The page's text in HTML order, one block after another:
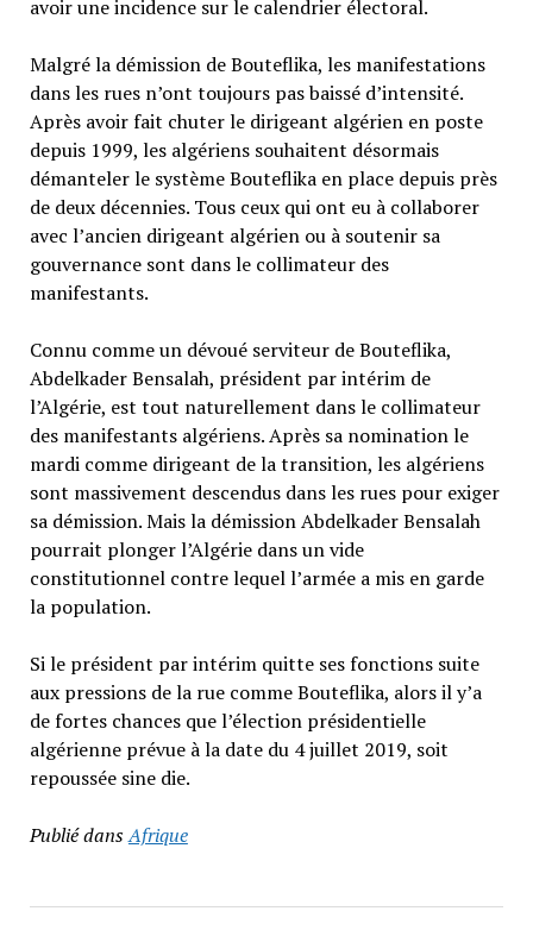
avoir une incidence sur le calendrier électoral.
Malgré la démission de Bouteflika, les manifestations
dans les rues n’ont toujours pas baissé d’intensité.
Après avoir fait chuter le dirigeant algérien en poste
depuis 1999, les algériens souhaitent désormais
démanteler le système Bouteflika en place depuis près
de deux décennies. Tous ceux qui ont eu à collaborer
avec l’ancien dirigeant algérien ou à soutenir sa
gouvernance sont dans le collimateur des
manifestants.
Connu comme un dévoué serviteur de Bouteflika,
Abdelkader Bensalah, président par intérim de
l’Algérie, est tout naturellement dans le collimateur
des manifestants algériens. Après sa nomination le
mardi comme dirigeant de la transition, les algériens
sont massivement descendus dans les rues pour exiger
sa démission. Mais la démission Abdelkader Bensalah
pourrait plonger l’Algérie dans un vide
constitutionnel contre lequel l’armée a mis en garde
la population.
Si le président par intérim quitte ses fonctions suite
aux pressions de la rue comme Bouteflika, alors il y’a
de fortes chances que l’élection présidentielle
algérienne prévue à la date du 4 juillet 2019, soit
repoussée sine die.
Publié dansAfrique